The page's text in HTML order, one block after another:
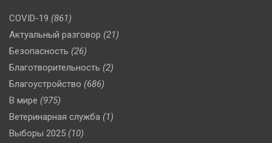
COVID-19 (861)
Актуальный разговор (21)
Безопасность (26)
Благотворительность (2)
Благоустройство (686)
В мире (975)
Ветеринарная служба (1)
Выборы 2025 (10)